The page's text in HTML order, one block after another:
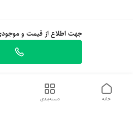
جهت اطلاع از قیمت و
دسته‌بندی خانه